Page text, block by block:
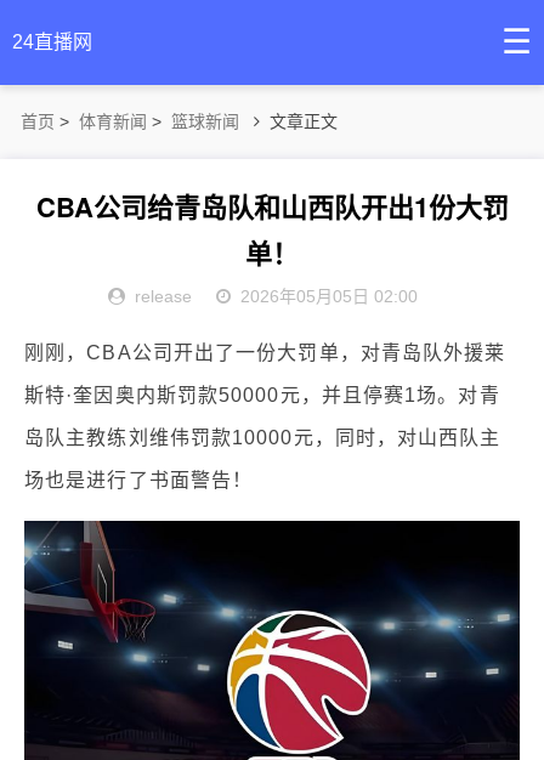
24直播网 ☰
首页 > 体育新闻 > 篮球新闻 文章正文
CBA公司给青岛队和山西队开出1份大罚
单！
release 2026年05月05日 02:00
刚刚，CBA公司开出了一份大罚单，对青岛队外援莱
斯特·奎因奥内斯罚款50000元，并且停赛1场。对青
岛队主教练刘维伟罚款10000元，同时，对山西队主
场也是进行了书面警告！